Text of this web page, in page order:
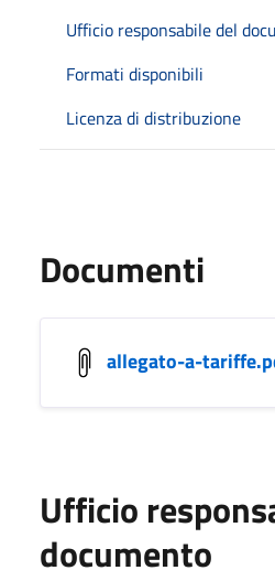
Ufficio responsabile del
Formati disponibili
Licenza di distribuzione
Documenti
allegato-a-
Ufficio
documento